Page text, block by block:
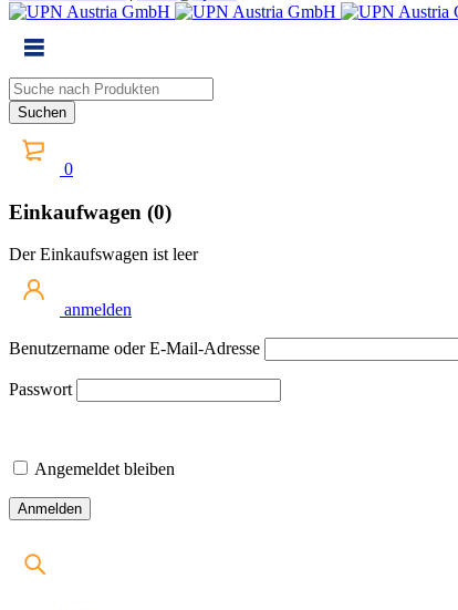
0
Einkaufwagen (0)
Der Einkaufswagen ist leer
anmelden
Benutzername oder E-Mail-Adresse
Passwort
Angemeldet bleiben